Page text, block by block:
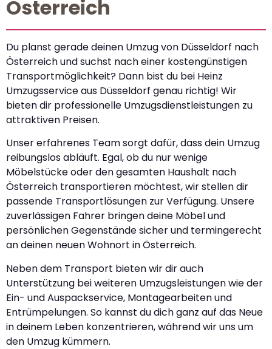
Österreich
Du planst gerade deinen Umzug von Düsseldorf nach
Österreich und suchst nach einer kostengünstigen
Transportmöglichkeit? Dann bist du bei Heinz
Umzugsservice aus Düsseldorf genau richtig! Wir
bieten dir professionelle Umzugsdienstleistungen zu
attraktiven Preisen.
Unser erfahrenes Team sorgt dafür, dass dein Umzug
reibungslos abläuft. Egal, ob du nur wenige
Möbelstücke oder den gesamten Haushalt nach
Österreich transportieren möchtest, wir stellen dir
passende Transportlösungen zur Verfügung. Unsere
zuverlässigen Fahrer bringen deine Möbel und
persönlichen Gegenstände sicher und termingerecht
an deinen neuen Wohnort in Österreich.
Neben dem Transport bieten wir dir auch
Unterstützung bei weiteren Umzugsleistungen wie der
Ein- und Auspackservice, Montagearbeiten und
Entrümpelungen. So kannst du dich ganz auf das Neue
in deinem Leben konzentrieren, während wir uns um
den Umzug kümmern.